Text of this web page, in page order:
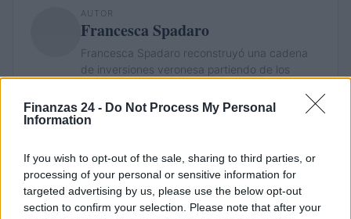
Finanzas 24 - Do Not Process My Personal
Information
If you wish to opt-out of the sale, sharing to third parties, or
processing of your personal or sensitive information for
targeted advertising by us, please use the below opt-out
section to confirm your selection. Please note that after your
AUTOR
Francesca Spadaro
Francesca Spadaro reconstruyó una cadena
de inversiones veronesa partiendo de los
Comercio; analista financiera que coordina
expedientes sobre pymes y mercados.
cámaras locales y realiza boletines
económicos territoriales.